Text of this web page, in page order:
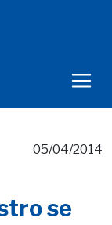
05/04/2014
se